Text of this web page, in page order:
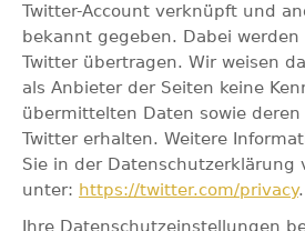
Twitter-Account verknüpft und
bekannt gegeben. Dabei werden
Twitter übertragen. Wir weisen
als Anbieter der Seiten keine
übermittelten Daten sowie
Twitter erhalten. Weitere
Sie in der Datenschutzerklärung
unter: https://twitter.com/privacy.
Ihre Datenschutzeinstellungen